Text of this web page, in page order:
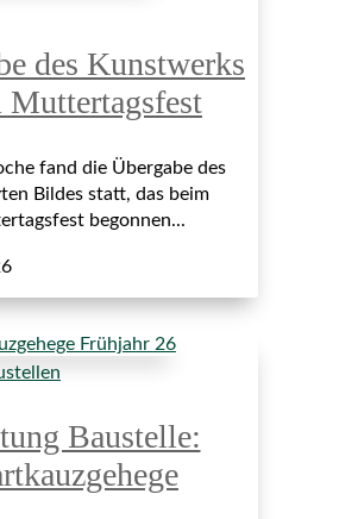
des Kunstwerks
Muttertagsfest
fand die Übergabe des
Bildes statt, das beim
begonnen...
Baustelle: